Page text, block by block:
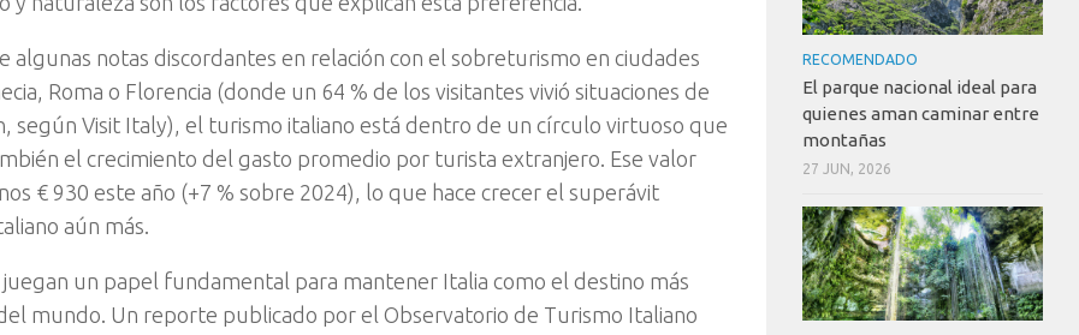
algunas notas discordantes en relación con el sobreturismo en ciudades
Roma o Florencia (donde un 64 % de los visitantes vivió situaciones de
según Visit Italy), el turismo italiano está dentro de un círculo virtuoso que
el crecimiento del gasto promedio por turista extranjero. Ese valor
€ 930 este año (+7 % sobre 2024), lo que hace crecer el superávit
aún más.
juegan un papel fundamental para mantener Italia como el destino más
mundo. Un reporte publicado por el Observatorio de Turismo Italiano
RECOMENDADO
El parque nacional ideal para
quienes aman caminar entre
montañas
27 JUN, 2026